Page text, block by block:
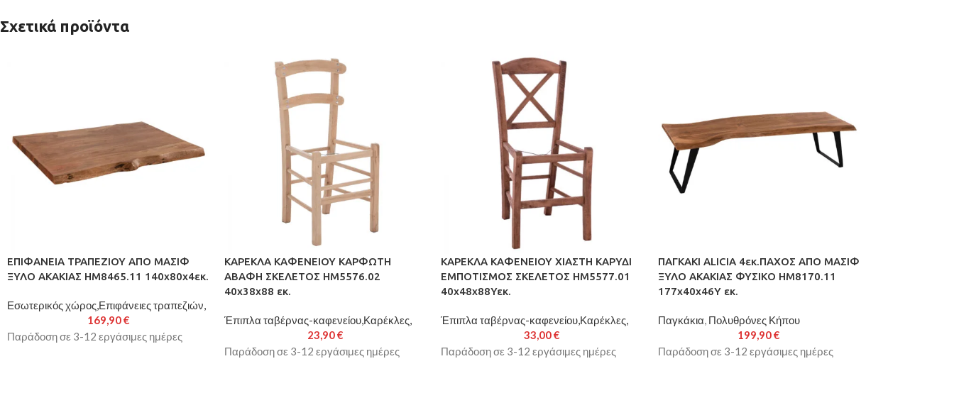
Σχετικά προϊόντα
ΕΠΙΦΑΝΕΙΑ ΤΡΑΠΕΖΙΟΥ ΑΠΟ ΜΑΣΙΦ
ΞΥΛΟ ΑΚΑΚΙΑΣ HM8465.11 140x80x4εκ.
Εσωτερικός χώρος,Επιφάνειες τραπεζιών,
169,90€
Παράδοση σε 3-12 εργάσιμες ημέρες
ΚΑΡΕΚΛΑ ΚΑΦΕΝΕΙΟΥ ΚΑΡΦΩΤΗ
ΑΒΑΦΗ ΣΚΕΛΕΤΟΣ HM5576.02
40x38x88 εκ.
Έπιπλα ταβέρνας-καφενείου,Καρέκλες,
23,90€
Παράδοση σε 3-12 εργάσιμες ημέρες
ΚΑΡΕΚΛΑ ΚΑΦΕΝΕΙΟΥ ΧΙΑΣΤΗ ΚΑΡΥΔΙ
ΕΜΠΟΤΙΣΜΟΣ ΣΚΕΛΕΤΟΣ HM5577.01
40x48x88Υεκ.
Έπιπλα ταβέρνας-καφενείου,Καρέκλες,
33,00€
Παράδοση σε 3-12 εργάσιμες ημέρες
ΠΑΓΚΑΚΙ ALICIA 4εκ.ΠΑΧΟΣ ΑΠΟ ΜΑΣΙΦ
ΞΥΛΟ ΑΚΑΚΙΑΣ ΦΥΣΙΚΟ HM8170.11
177x40x46Y εκ.
Παγκάκια Πολυθρόνες Κήπου
199,90€
Παράδοση σε 3-12 εργάσιμες ημέρες